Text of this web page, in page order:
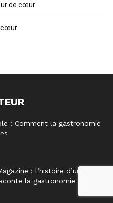
de cœur
cœur
: Comment la gastronomie
: l’histoire d’une
la gastronomie